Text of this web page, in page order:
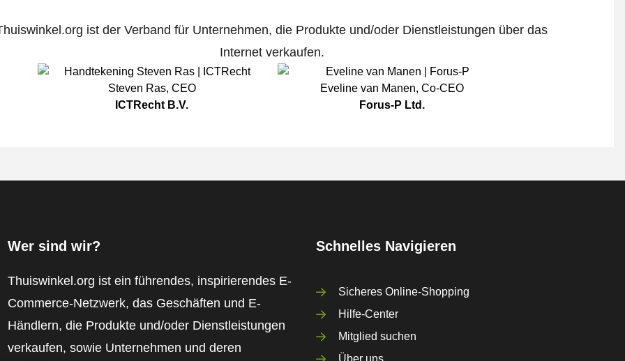
ist der Verband für Unternehmen, die Produkte und/oder Dienstleistungen über das
Internet verkaufen.
Steven Ras, CEO
ICTRecht B.V.
Eveline van Manen, Co-CEO
Forus-P Ltd.
Wer sind wir?
Thuiswinkel.org ist ein führendes, inspirierendes E-
Commerce-Netzwerk, das Geschäften und E-
Händlern, die Produkte und/oder Dienstleistungen
verkaufen, sowie Unternehmen und deren
Schnelles Navigieren
Sicheres Online-Shopping
Hilfe-Center
Mitglied suchen
Über uns